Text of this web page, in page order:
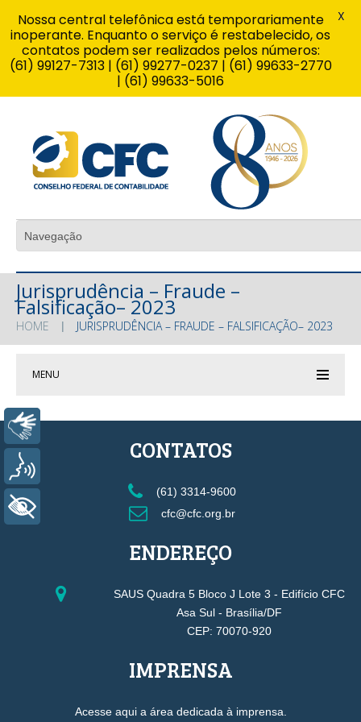
Jurisprudência – Fraude –
Falsificação– 2023
HOME JURISPRUDÊNCIA – FRAUDE – FALSIFICAÇÃO– 2023
MENU
CONTATOS
(61) 3314-9600
cfc@cfc.org.br
ENDEREÇO
SAUS Quadra 5 Bloco J Lote 3 - Edifício CFC
Asa Sul - Brasília/DF
CEP: 70070-920
IMPRENSA
Acesse aqui a área dedicada à imprensa.
Nossa central telefônica está temporariamente
inoperante. Enquanto o serviço é restabelecido, os
contatos podem ser realizados pelos números:
(61) 99127-7313 | (61) 99277-0237 | (61) 99633-2770
| (61) 99633-5016
X
+ Acessibilidade